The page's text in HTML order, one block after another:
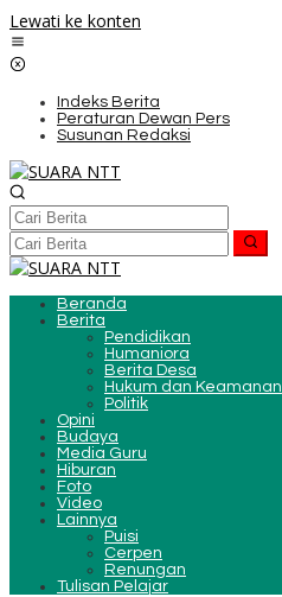
Lewati ke konten
Indeks Berita
Peraturan Dewan Pers
Susunan Redaksi
Beranda
Berita
Pendidikan
Humaniora
Berita Desa
Hukum dan Keamanan
Politik
Opini
Budaya
Media Guru
Hiburan
Foto
Video
Lainnya
Puisi
Cerpen
Renungan
Tulisan Pelajar